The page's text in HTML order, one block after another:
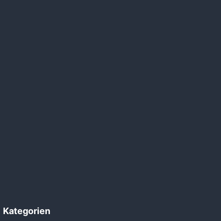
Kategorien